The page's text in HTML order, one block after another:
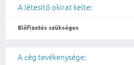
A létesítő okirat kelte:
Előfizetés szükséges
A cég tevékenysége: